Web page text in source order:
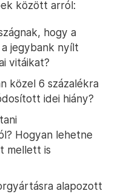
között arról:
hogy a
jegybank nyílt
vitáikat?
közel 6 százalékra
idei hiány?
Hogyan lehetne
mellett is
alapozott